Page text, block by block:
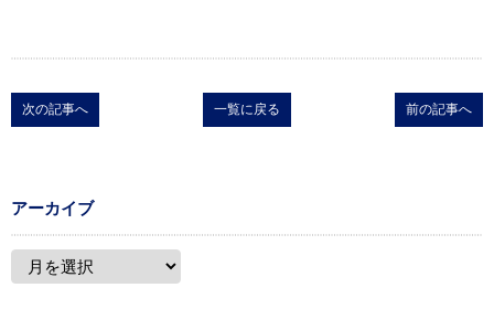
次の記事へ 一覧に戻る 前の記事へ
アーカイブ